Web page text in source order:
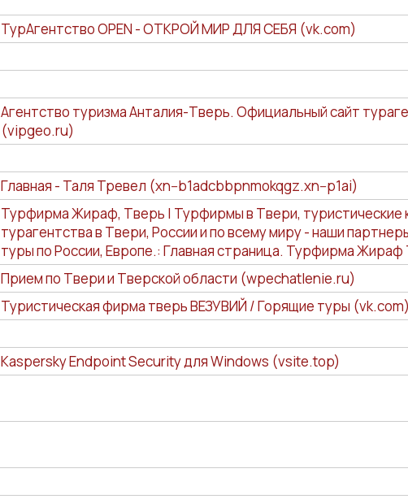
ТурАгентство OPEN - ОТКРОЙ МИР ДЛЯ СЕБЯ (vk.com)
Агентство туризма Анталия-Тверь. Официальный сайт
(vipgeo.ru)
Главная - Таля Тревел (xn--b1adcbbpnmokqgz.xn--p1ai)
Турфирма Жираф, Тверь | Турфирмы в Твери, туристические
турагентства в Твери, России и по всему миру - наши
туры по России, Европе.: Главная страница. Турфирма
Прием по Твери и Тверской области (wpechatlenie.ru)
Туристическая фирма тверь ВЕЗУВИЙ / Горящие туры (vk.com)
Kaspersky Endpoint Security для Windows (vsite.top)